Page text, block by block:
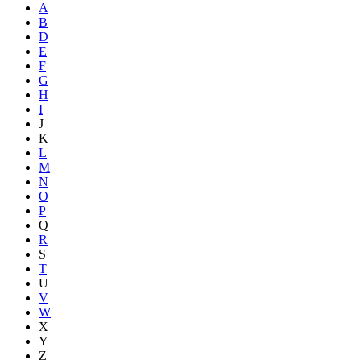
A
B
D
E
F
G
H
I
J
K
L
M
N
O
P
Q
R
S
T
U
V
W
X
Y
Z